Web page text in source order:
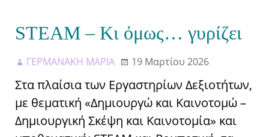
STEAM – Κι όμως… γυρίζει
ΓΕΡΜΑΝΑΚΗ ΜΑΡΙΑ 19 Μαρτίου 2026
Στα πλαίσια των Εργαστηρίων Δεξιοτήτων,
με θεματική «Δημιουργώ και Καινοτομώ –
Δημιουργική Σκέψη και Καινοτομία» και